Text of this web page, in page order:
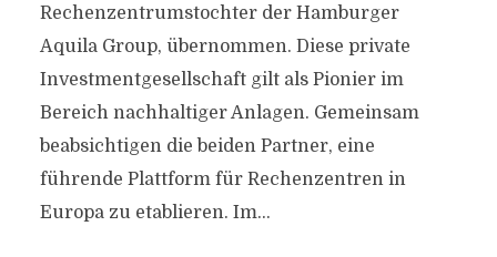
Rechenzentrumstochter der Hamburger
Aquila Group, übernommen. Diese private
Investmentgesellschaft gilt als Pionier im
Bereich nachhaltiger Anlagen. Gemeinsam
beabsichtigen die beiden Partner, eine
führende Plattform für Rechenzentren in
Europa zu etablieren. Im...